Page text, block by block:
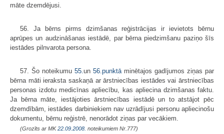
māte dzemdējusi.
56. Ja bērns pirms dzimšanas reģistrācijas ir ievietots bērnu
aprūpes un audzināšanas iestādē, par bērna piedzimšanu paziņo šīs
iestādes pilnvarota persona.
57. Šo noteikumu 55. un 56.punktā minētajos gadījumos ziņas par
bērna māti ieraksta saskaņā ar ārstniecības iestādes vai ārstniecības
personas izdotu medicīnas apliecību, kas apliecina dzimšanas faktu.
Ja bērna māte, iestājoties ārstniecības iestādē un to atstājot pēc
dzemdībām, iestādes darbiniekiem nav uzrādījusi personu apliecinošu
dokumentu, bērnu reģistrē, nenorādot ziņas par vecākiem.
(Grozīts ar MK22.09.2008. noteikumiem Nr.777)